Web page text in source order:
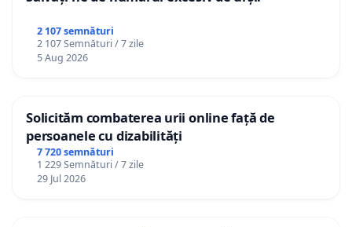
2 107 semnături
2 107 Semnături / 7 zile
5 Aug 2026
Solicităm combaterea urii online față de
persoanele cu dizabilități
7 720 semnături
1 229 Semnături / 7 zile
29 Jul 2026